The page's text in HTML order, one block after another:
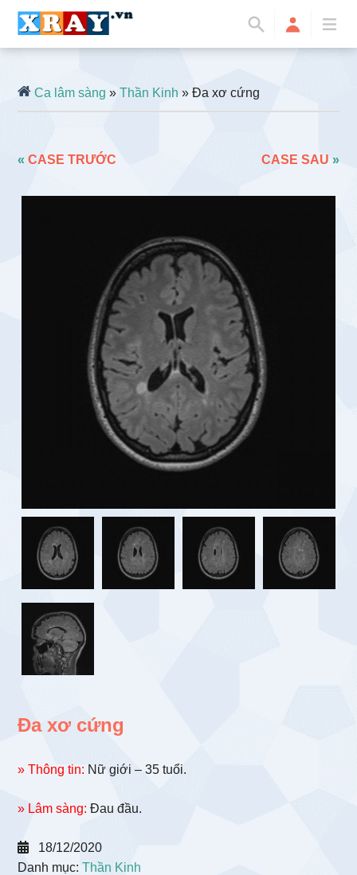
Ca lâm sàng »Thần Kinh » Đa xơ cứng
«CASE TRƯỚC CASE SAU »
Đa xơ cứng
» Thông tin: Nữ giới – 35 tuổi.
» Lâm sàng: Đau đầu.
18/12/2020
Danh mục:Thần Kinh